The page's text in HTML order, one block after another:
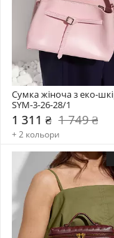
Сумка жіноча з еко-
SYM-3-26-28/1
1 311 ₴ 1 749 ₴
+ 2 кольори